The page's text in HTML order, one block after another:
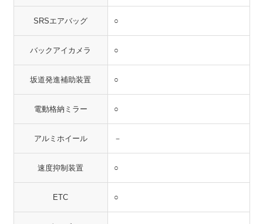
SRSエアバッグ ○
バックアイカメラ ○
坂道発進補助装置 ○
電動格納ミラー ○
アルミホイール －
速度抑制装置 ○
ETC ○